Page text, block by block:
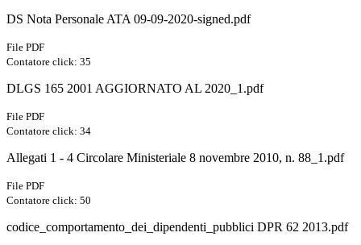
DS Nota Personale ATA 09-09-2020-signed.pdf
File PDF
Contatore click: 35
DLGS 165 2001 AGGIORNATO AL 2020_1.pdf
File PDF
Contatore click: 34
Allegati 1 - 4 Circolare Ministeriale 8 novembre 2010, n. 88_1.pdf
File PDF
Contatore click: 50
codice_comportamento_dei_dipendenti_pubblici DPR 62 2013.pdf